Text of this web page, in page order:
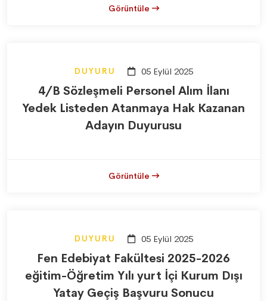
Görüntüle
DUYURU 05 Eylül 2025
4/B Sözleşmeli Personel Alım İlanı
Yedek Listeden Atanmaya Hak Kazanan
Adayın Duyurusu
Görüntüle
DUYURU 05 Eylül 2025
Fen Edebiyat Fakültesi 2025-2026
eğitim-Öğretim Yılı yurt İçi Kurum Dışı
Yatay Geçiş Başvuru Sonucu